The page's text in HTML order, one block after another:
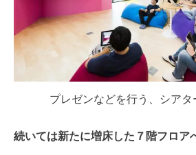
プレゼンなどを行う、シアタ
続いては新たに増床した７階フロア